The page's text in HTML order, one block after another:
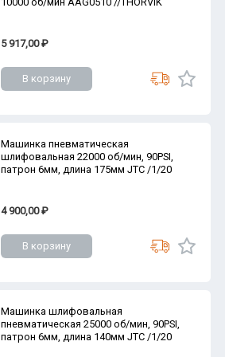
5 917,00 ₽
В корзину
Машинка пневматическая
шлифовальная 22000 об/мин, 90PSI,
патрон 6мм, длина 175мм JTC /1/20
4 900,00 ₽
В корзину
Машинка шлифовальная
пневматическая 25000 об/мин, 90PSI,
патрон 6мм, длина 140мм JTC /1/20